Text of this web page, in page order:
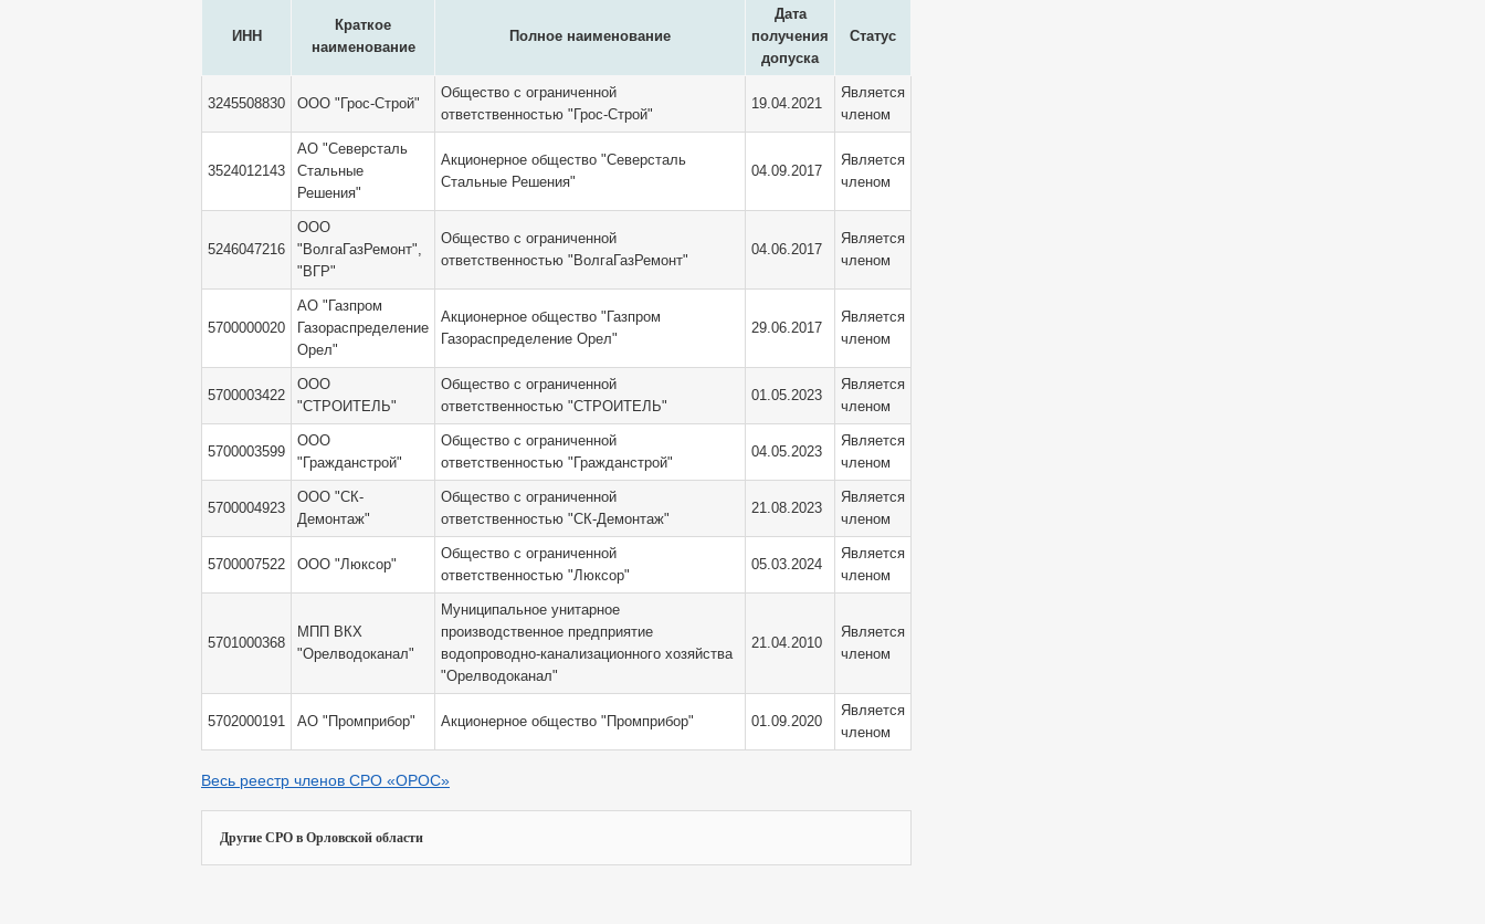
ИНН
Краткое
наименование
Полное наименование
Дата
получения
допуска
Статус
3245508830 ООО "Грос-Строй"
Общество с ограниченной
ответственностью "Грос-Строй"
19.04.2021
Является
членом
3524012143
АО "Северсталь
Стальные
Решения"
Акционерное общество "Северсталь
Стальные Решения"
04.09.2017
Является
членом
5246047216
ООО
"ВолгаГазРемонт",
"ВГР"
Общество с ограниченной
ответственностью "ВолгаГазРемонт"
04.06.2017
Является
членом
5700000020
АО "Газпром
Газораспределение
Орел"
Акционерное общество "Газпром
Газораспределение Орел"
29.06.2017
Является
членом
5700003422
ООО
"СТРОИТЕЛЬ"
Общество с ограниченной
ответственностью "СТРОИТЕЛЬ"
01.05.2023
Является
членом
5700003599
ООО
"Гражданстрой"
Общество с ограниченной
ответственностью "Гражданстрой"
04.05.2023
Является
членом
5700004923
ООО "СК-
Демонтаж"
Общество с ограниченной
ответственностью "СК-Демонтаж"
21.08.2023
Является
членом
5700007522 ООО "Люксор"
Общество с ограниченной
ответственностью "Люксор"
05.03.2024
Является
членом
5701000368
МПП ВКХ
"Орелводоканал"
Муниципальное унитарное
производственное предприятие
водопроводно-канализационного хозяйства
"Орелводоканал"
21.04.2010
Является
членом
5702000191 АО "Промприбор" Акционерное общество "Промприбор" 01.09.2020
Является
членом
Весь реестр членов СРО «ОРОС»
Другие СРО в Орловской области